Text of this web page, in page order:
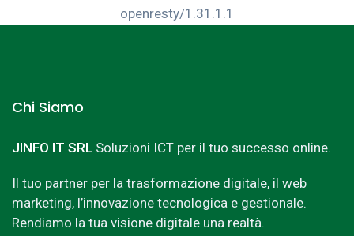
openresty/1.31.1.1
Chi Siamo
JINFO IT SRL Soluzioni ICT per il tuo successo online.
Il tuo partner per la trasformazione digitale, il web
marketing, l’innovazione tecnologica e gestionale.
Rendiamo la tua visione digitale una realtà.